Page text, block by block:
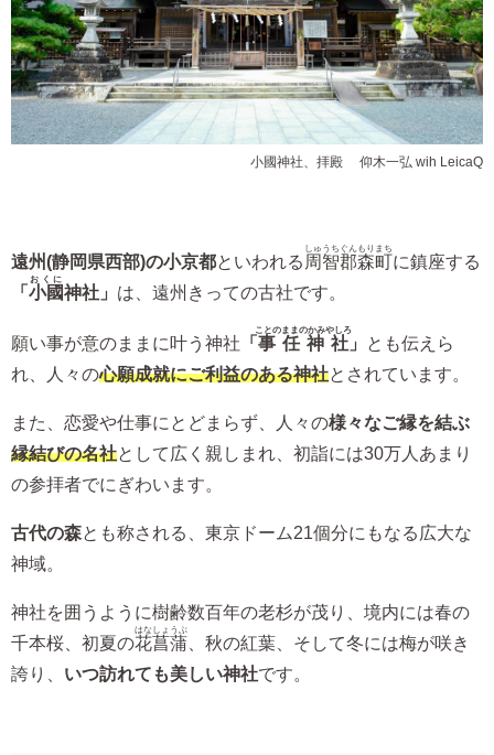
小國神社、拝殿 ©仰木一弘 wih LeicaQ
遠州(静岡県西部)の小京都といわれる 周智郡森町
しゅうちぐんもりまち
に鎮座する
「 小國
おくに
神社」 は、遠州きっての古社です。
願い事が意のままに叶う神社 「 事任神社
ことのままのかみやしろ
」
とも伝えら
れ、人々の心願成就にご利益のある神社とされています。
また、恋愛や仕事にとどまらず、人々の様々なご縁を結ぶ
縁結びの名社として広く親しまれ、初詣には30万人あまり
の参拝者でにぎわいます。
古代の森とも称される、東京ドーム21個分にもなる広大な
神域。
神社を囲うように樹齢数百年の老杉が茂り、境内には春の
千本桜、初夏の花菖蒲
はなしょうぶ
、秋の紅葉、そして冬には梅が咲き
誇り、 いつ訪れても美しい神社です。